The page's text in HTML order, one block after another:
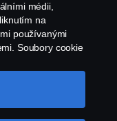
médii,
na
používanými
Soubory cookie
přijmout.
soubory